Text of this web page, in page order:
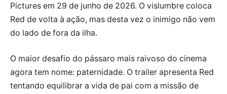
Pictures em 29 de junho de 2026. O vislumbre coloca
Red de volta à ação, mas desta vez o inimigo não vem
do lado de fora da ilha.
O maior desafio do pássaro mais raivoso do cinema
agora tem nome: paternidade. O trailer apresenta Red
tentando equilibrar a vida de pai com a missão de